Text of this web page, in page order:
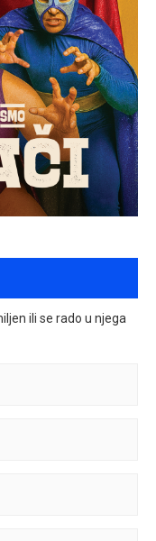
ili se rado u njega